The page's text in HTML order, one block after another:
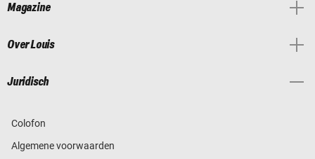
Magazine
Over Louis
Juridisch
Colofon
Algemene voorwaarden